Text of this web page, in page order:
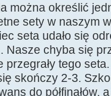
można określić
sety w naszym
seta udało się
Nasze chyba się
tego
skończy 2-3.
do półfinałów,